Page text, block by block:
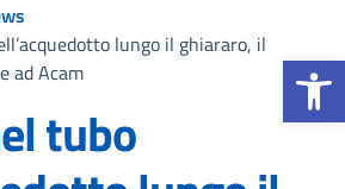
Apri la
lungo il ghiararo, il
ad Acam
tubo